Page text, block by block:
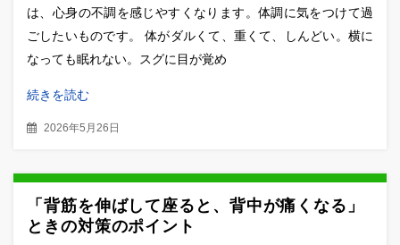
は、心身の不調を感じやすくなります。体調に気をつけて過
ごしたいものです。 体がダルくて、重くて、しんどい。横に
なっても眠れない。スグに目が覚め
続きを読む
2026年5月26日
「背筋を伸ばして座ると、背中が痛くなる」
ときの対策のポイント